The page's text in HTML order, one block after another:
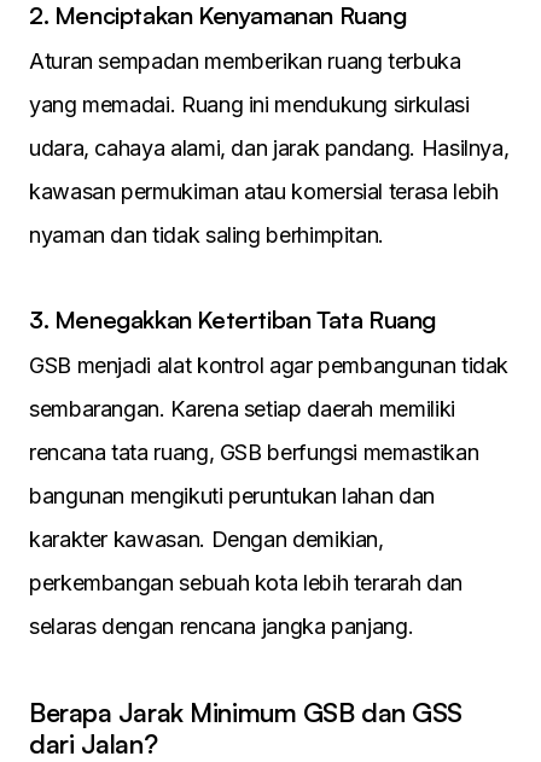
2. Menciptakan Kenyamanan Ruang
Aturan sempadan memberikan ruang terbuka
yang memadai. Ruang ini mendukung sirkulasi
udara, cahaya alami, dan jarak pandang. Hasilnya,
kawasan permukiman atau komersial terasa lebih
nyaman dan tidak saling berhimpitan.
3. Menegakkan Ketertiban Tata Ruang
GSB menjadi alat kontrol agar pembangunan tidak
sembarangan. Karena setiap daerah memiliki
rencana tata ruang, GSB berfungsi memastikan
bangunan mengikuti peruntukan lahan dan
karakter kawasan. Dengan demikian,
perkembangan sebuah kota lebih terarah dan
selaras dengan rencana jangka panjang.
Berapa Jarak Minimum GSB dan GSS
dari Jalan?